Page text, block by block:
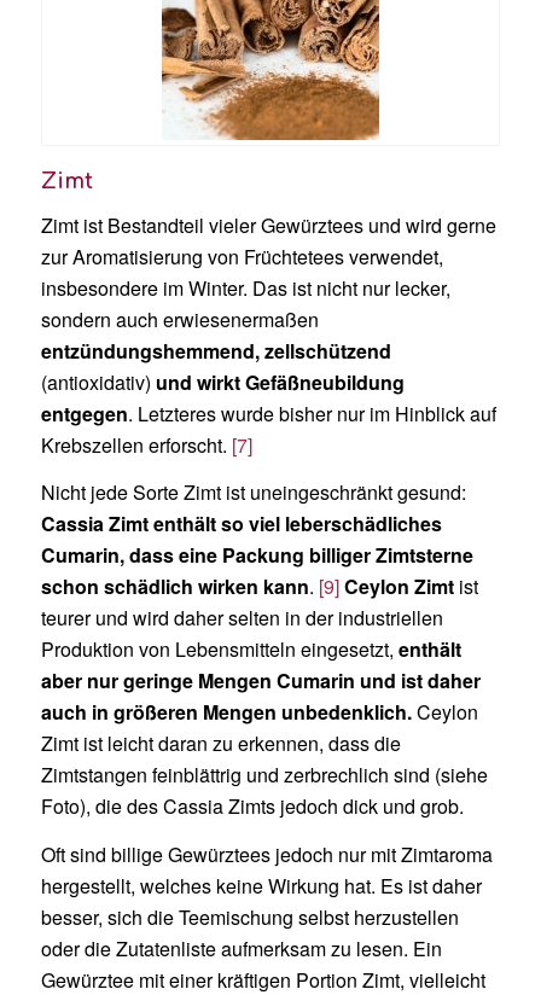
Zimt
Zimt ist Bestandteil vieler Gewürztees und wird gerne
zur Aromatisierung von Früchtetees verwendet,
insbesondere im Winter. Das ist nicht nur lecker,
sondern auch erwiesenermaßen
entzündungshemmend, zellschützend
(antioxidativ) und wirkt Gefäßneubildung
entgegen. Letzteres wurde bisher nur im Hinblick auf
Krebszellen erforscht. [7]
Nicht jede Sorte Zimt ist uneingeschränkt gesund:
Cassia Zimt enthält so viel leberschädliches
Cumarin, dass eine Packung billiger Zimtsterne
schon schädlich wirken kann. [9]Ceylon Zimtist
teurer und wird daher selten in der industriellen
Produktion von Lebensmitteln eingesetzt, enthält
aber nur geringe Mengen Cumarin und ist daher
auch in größeren Mengen unbedenklich.Ceylon
Zimt ist leicht daran zu erkennen, dass die
Zimtstangen feinblättrig und zerbrechlich sind (siehe
Foto), die des Cassia Zimts jedoch dick und grob.
Oft sind billige Gewürztees jedoch nur mit Zimtaroma
hergestellt, welches keine Wirkung hat. Es ist daher
besser, sich die Teemischung selbst herzustellen
oder die Zutatenliste aufmerksam zu lesen. Ein
Gewürztee mit einer kräftigen Portion Zimt, vielleicht